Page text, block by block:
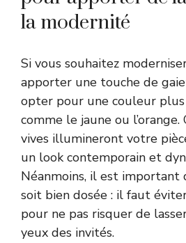
la modernité
Si vous souhaitez
apporter une touche de
opter pour une couleur plus
comme le jaune ou
vives illumineront votre
un look contemporain et
Néanmoins, il est
soit bien dosée : il faut
pour ne pas risquer de
yeux des invités.